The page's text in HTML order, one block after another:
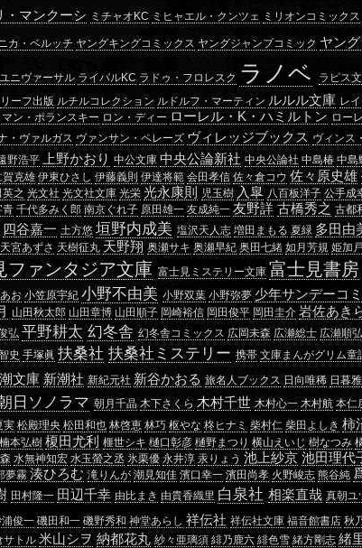
・マンクーシ ミチャオKC ミヒャエル・クンツェ ミリオンコミックス
カ・ベルッチ ヤングキングコミックス ヤングジャンプコミック ヤン
ユニヴァーサル ライバルKC ラドゥ・フロレスク ラノベ ラピス
リーフ出版 ルチルコレクション ルドルフ・マーティン ルルル文庫 レ
マン・ポランスキー ロン・ディー ローレル・K・ハミルトン ロー
・ヴァルガス ヴァンサン・ペレーズ ヴィレッジブックス ヴィンス
野浩平 上野かおり 中公文庫 中央公論新社 中央公論社 中島椿 中島
賀克雄 伊東ひさし 伊藤義則 伊達将範 会田孝信 佐々倉コウ 佐々原史雄
之 光文社 光文社文庫 光栄 光永康則 児玉樹 入皐 八百板洋子 公手成
青 千代多みく郎 南京ぐれ子 原田雄一 友成純一 友野詳 古橋秀之 古都
四谷嘉一 土方悠 垣野内成美 塩沢天人志 増田まもる 夏緑 多田由
天宮あずさ 天樹征丸 天野翔 奥瀬サキ 奥瀬早紀 奥田七緒 如月芳規 姫加
ファンタジア文庫 富士見ミステリー文庫 富士見書房
お 小笠原宇紀 小野不由美 小野双葉 小野弥夢 少年サンデーコ
山田秋太郎 山田章博 山田順子 岡崎裕信 岡田俊平 岡田圭介 岩佐あき
弘 平野耕太 幻冬舎 幻冬舎コミックス 広岡未森 広瀬総士 広瀬順弘
史 手塚眞 扶桑社 扶桑社ミステリー 携帯 文庫まんがグリム童
文庫 新潮社 新紀元社 新谷かおる 旅名人ブックス 日向唯稀 日暮
日ソノラマ 朝月千晶 木下さくら 木村千世 木村心一 木村航 本仁
実 松殿理央 松田和也 林啓恵 林巧 枢やな 柊ヒナミ 柴村仁 柴田よしき 柿
楠本弘樹 榎田尤利 榧世シキ 樋口彰彦 樋野まつり 横山えいじ 樹なつみ
水無神知宏 水玉螢之丞 氷栗優 永井淳 汞りょう 池上紗京 池田理代
夢霧 湊ひろむ 滝りんが 潮見知佳 濱口幸一 濱田尚孝 火野峻志 熊谷純
田村隆一 田辺千幸 由比まき 由貴香織里 白泉社 相楽直哉 真朝ユ
浦俊一 磯田和一 磯野秀和 神堂あらし 祥伝社 祥伝社文庫 福音館書店 秋
サトル 米山シヲ 納都花丸 紗々亜璃須 緋乃鹿六 緋色雪 緒方剛志 緒